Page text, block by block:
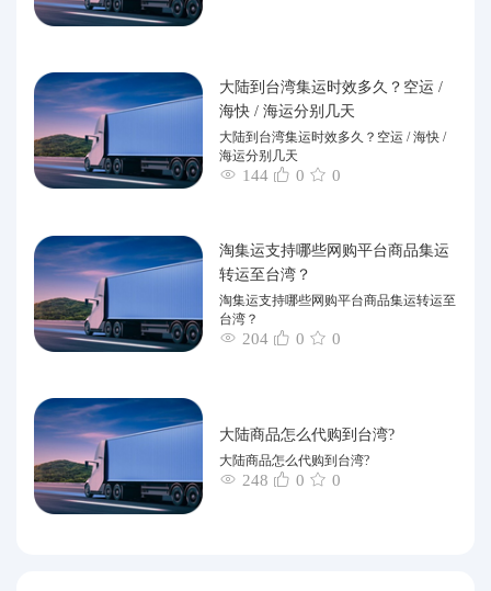
大陆到台湾集运时效多久？空运 /
海快 / 海运分别几天
大陆到台湾集运时效多久？空运 / 海快 /
海运分别几天
144 0 0
淘集运支持哪些网购平台商品集运
转运至台湾？
淘集运支持哪些网购平台商品集运转运至
台湾？
204 0 0
大陆商品怎么代购到台湾?
大陆商品怎么代购到台湾?
248 0 0